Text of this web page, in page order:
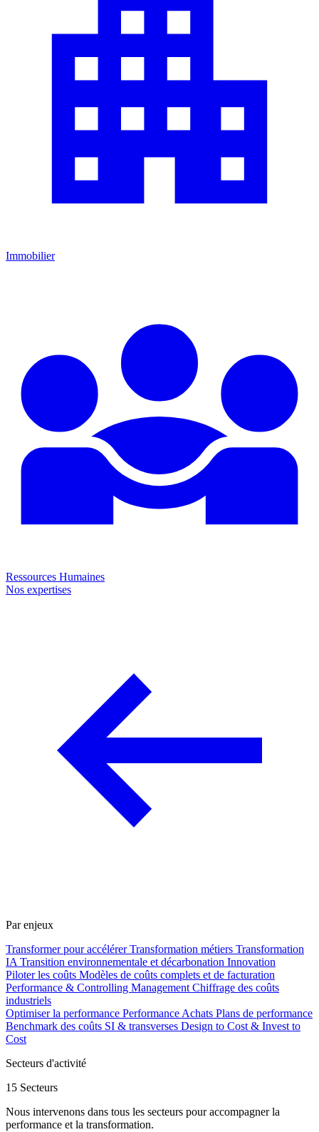
Immobilier
Ressources Humaines
Nos expertises
Par enjeux
Transformer pour accélérer Transformation métiers Transformation
IA Transition environnementale et décarbonation Innovation
Piloter les coûts Modèles de coûts complets et de facturation
Performance & Controlling Management Chiffrage des coûts
industriels
Optimiser la performance Performance Achats Plans de performance
Benchmark des coûts SI & transverses Design to Cost & Invest to
Cost
Secteurs d'activité
15 Secteurs
Nous intervenons dans tous les secteurs pour accompagner la
performance et la transformation.